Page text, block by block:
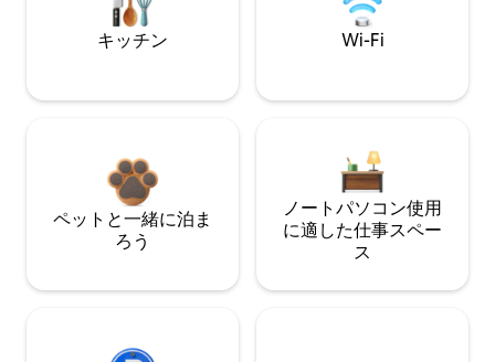
キッチン Wi-Fi
ペットと一緒に泊ま
ろう
ノートパソコン使用
に適した仕事スペー
ス